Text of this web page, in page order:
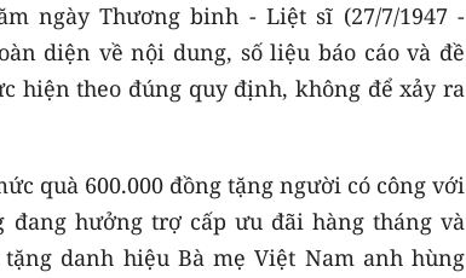
ngày Thương binh - Liệt sĩ (27/7/1947 -
diện về nội dung, số liệu báo cáo và đề
hiện theo đúng quy định, không để xảy ra
quà 600.000 đồng tặng người có công với
đang hưởng trợ cấp ưu đãi hàng tháng và
danh hiệu Bà mẹ Việt Nam anh hùng